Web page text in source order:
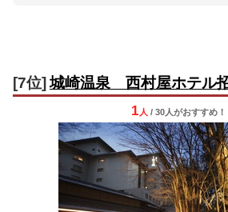
[7位] 城崎温泉 西村屋ホテル
1 人 / 30人がおすすめ！